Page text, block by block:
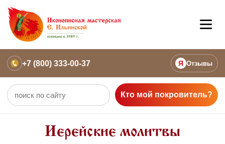
+7 (800) 333-00-37 Я Отзывы
Кто мой покровитель?
Иерейские молитвы